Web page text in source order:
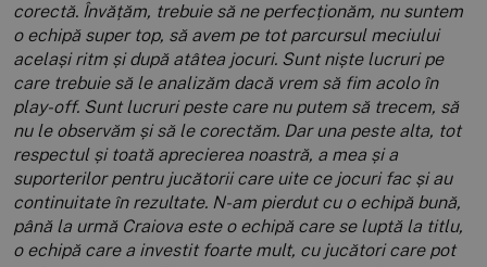
corectă. Învățăm, trebuie să ne perfecționăm, nu suntem
o echipă super top, să avem pe tot parcursul meciului
același ritm și după atâtea jocuri. Sunt niște lucruri pe
care trebuie să le analizăm dacă vrem să fim acolo în
play-off. Sunt lucruri peste care nu putem să trecem, să
nu le observăm și să le corectăm. Dar una peste alta, tot
respectul și toată aprecierea noastră, a mea și a
suporterilor pentru jucătorii care uite ce jocuri fac și au
continuitate în rezultate. N-am pierdut cu o echipă bună,
până la urmă Craiova este o echipă care se luptă la titlu,
o echipă care a investit foarte mult, cu jucători care pot